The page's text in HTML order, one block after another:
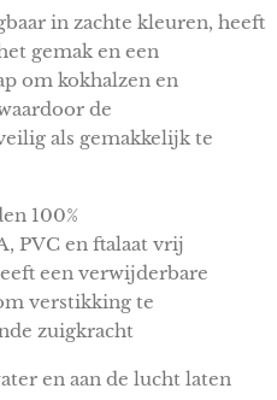
in zachte kleuren, heeft
gemak en een
om kokhalzen en
de
als gemakkelijk te
100%
PVC en ftalaat vrij
een verwijderbare
verstikking te
zuigkracht
en aan de lucht laten